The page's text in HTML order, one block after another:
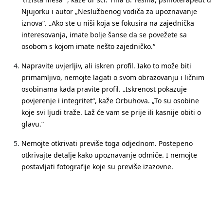
Njujorku i autor „Neslužbenog vodiča za upoznavanje
iznova“. „Ako ste u niši koja se fokusira na zajednička
interesovanja, imate bolje šanse da se povežete sa
osobom s kojom imate nešto zajedničko.“
Napravite uvjerljiv, ali iskren profil. Iako to može biti
primamljivo, nemojte lagati o svom obrazovanju i ličnim
osobinama kada pravite profil. „Iskrenost pokazuje
povjerenje i integritet“, kaže Orbuhova. „To su osobine
koje svi ljudi traže. Laž će vam se prije ili kasnije obiti o
glavu.“
Nemojte otkrivati previše toga odjednom. Postepeno
otkrivajte detalje kako upoznavanje odmiče. I nemojte
postavljati fotografije koje su previše izazovne.